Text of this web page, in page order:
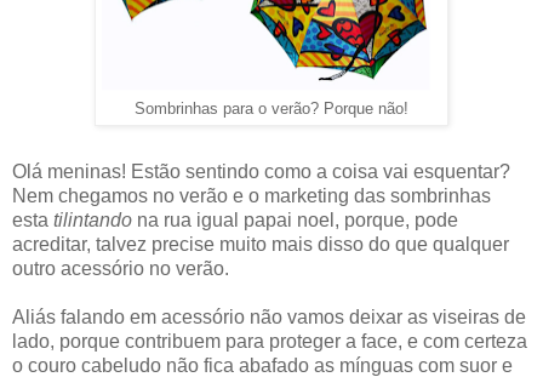
Sombrinhas para o verão? Porque não!
Olá meninas! Estão sentindo como a coisa vai esquentar?
Nem chegamos no verão e o marketing das sombrinhas
esta tilintando na rua igual papai noel, porque, pode
acreditar, talvez precise muito mais disso do que qualquer
outro acessório no verão.
Aliás falando em acessório não vamos deixar as viseiras de
lado, porque contribuem para proteger a face, e com certeza
o couro cabeludo não fica abafado as mínguas com suor e